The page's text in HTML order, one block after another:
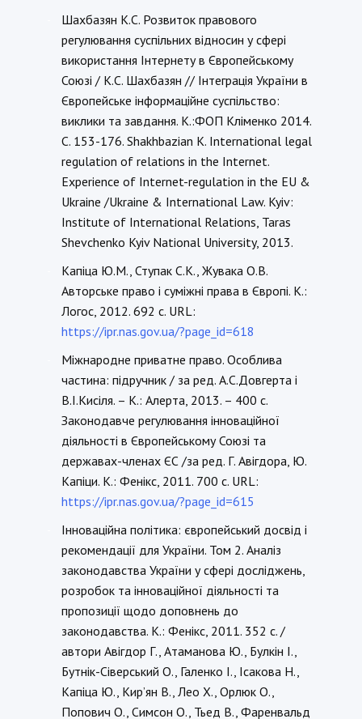
Шахбазян К.С. Розвиток правового
регулювання суспільних відносин у сфері
використання Інтернету в Європейському
Союзі / К.С. Шахбазян // Інтеграція України в
Європейське інформаційне суспільство:
виклики та завдання. К.:ФОП Кліменко 2014.
С. 153-176. Shakhbazian К. International legal
regulation of relations in the Internet.
Experience of Internet-regulation in the EU &
Ukraine /Ukraine & International Law. Kyiv:
Institute of International Relations, Taras
Shevchenko Kyiv National University, 2013.
Капіца Ю.М., Ступак С.К., Жувака О.В.
Авторське право і суміжні права в Європі. К.:
Логос, 2012. 692 с. URL:
https://ipr.nas.gov.ua/?page_id=618
Міжнародне приватне право. Особлива
частина: підручник / за ред. А.С.Довгерта і
В.І.Кисіля. – К.: Алерта, 2013. – 400 с.
Законодавче регулювання інноваційної
діяльності в Європейському Союзі та
державах-членах ЄС /за ред. Г. Авігдора, Ю.
Капіци. К.: Фенікс, 2011. 700 с. URL:
https://ipr.nas.gov.ua/?page_id=615
Інноваційна політика: європейський досвід і
рекомендації для України. Том 2. Аналіз
законодавства України у сфері досліджень,
розробок та інноваційної діяльності та
пропозиції щодо доповнень до
законодавства. К.: Фенікс, 2011. 352 с. /
автори Авігдор Г., Атаманова Ю., Булкін І.,
Бутнік-Сіверський О., Галенко І., Ісакова Н.,
Капіца Ю., Кир’ян В., Лео Х., Орлюк О.,
Попович О., Симсон О., Тьед В., Фаренвальд